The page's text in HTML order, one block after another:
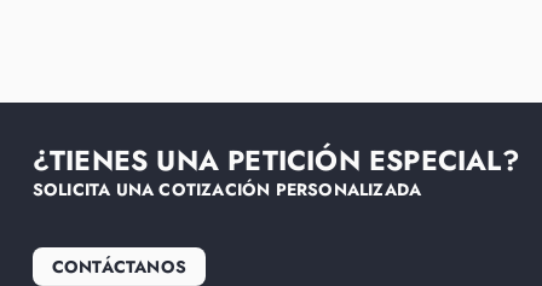
¿TIENES UNA PETICIÓN ESPECIAL?
SOLICITA UNA COTIZACIÓN PERSONALIZADA
CONTÁCTANOS